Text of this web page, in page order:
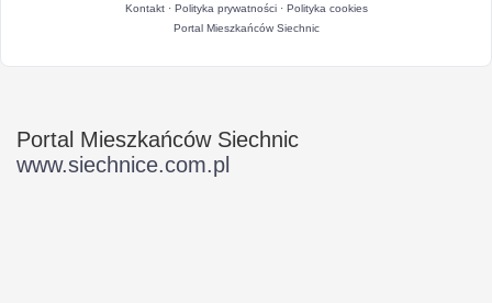
Kontakt· Polityka prywatności· Polityka cookies
Portal Mieszkańców Siechnic
Portal Mieszkańców Siechnic
www.siechnice.com.pl